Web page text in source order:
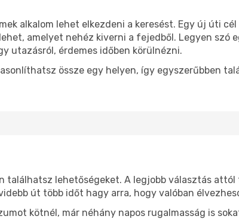
alkalom lehet elkezdeni a keresést. Egy új úti
amelyet nehéz kiverni a fejedből. Legyen szó
utazásról, érdemes időben körülnézni.
össze egy helyen, így egyszerűbben
találhatsz lehetőségeket. A legjobb választás
út több időt hagy arra, hogy valóban
kötnél, már néhány napos rugalmasság is